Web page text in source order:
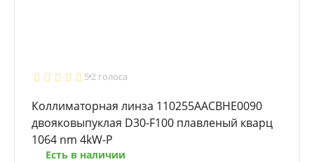
52 голоса
Коллиматорная линза 110255AACBHE0090
двояковыпуклая D30-F100 плавленый кварц
1064 nm 4kW-P
Есть в наличии